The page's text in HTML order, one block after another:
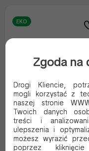
EKO
Słomka papierowa
8mm x 197mm KRAFT
Zgoda na
Drogi Kliencie,
mogli korzystać z
naszej stronie
Twoich danych
treści i
ulepszenia i
możesz wyrazić
poprzez